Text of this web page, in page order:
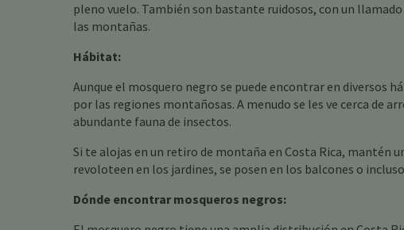
pleno vuelo. También son bastante ruidosos, con un
las montañas.
Hábitat:
Aunque el mosquero negro se puede encontrar en diversos
por las regiones montañosas. A menudo se les ve cerca de
abundante fauna de insectos.
Si te alojas en un retiro de montaña en Costa Rica, mantén
revoloteen en los jardines, se posen en los balcones o
Dónde encontrar mosqueros negros: